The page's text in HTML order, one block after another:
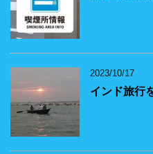
2023/10/17
インド旅行